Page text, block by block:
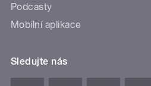
Podcasty
Mobilní aplikace
Sledujte nás